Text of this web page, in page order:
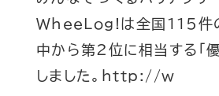
WheeLog!は全国115件
中から第2位に相当する「
しました。http://w
受